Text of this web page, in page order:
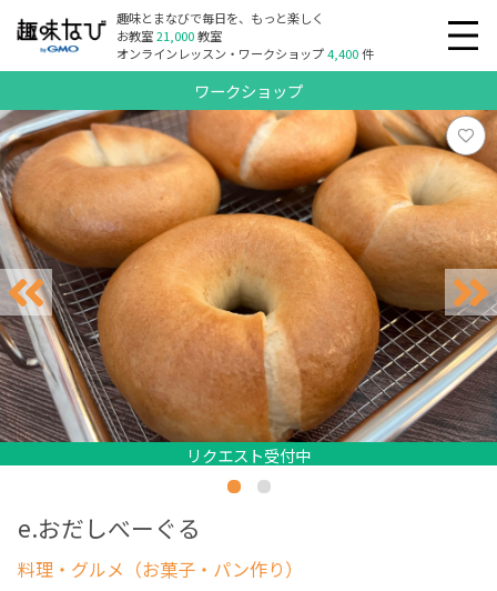
趣味とまなびで毎日を、もっと楽しく
お教室21,000教室
オンラインレッスン・ワークショップ4,400件
ワークショップ
リクエスト受付中
リクエスト受付中
リクエスト受付中
e.おだしべーぐる
料理・グルメ（お菓子・パン作り）